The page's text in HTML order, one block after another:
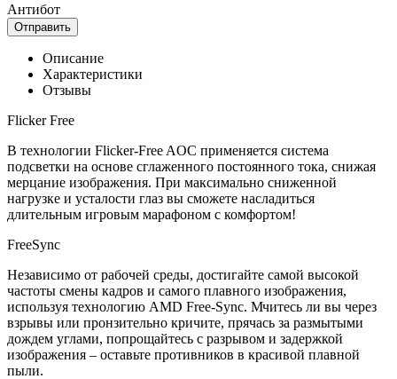
Антибот
Отправить
Описание
Характеристики
Отзывы
Flicker Free
В технологии Flicker-Free AOC применяется система
подсветки на основе сглаженного постоянного тока, снижая
мерцание изображения. При максимально сниженной
нагрузке и усталости глаз вы сможете насладиться
длительным игровым марафоном с комфортом!
FreeSync
Независимо от рабочей среды, достигайте самой высокой
частоты смены кадров и самого плавного изображения,
используя технологию AMD Free-Sync. Мчитесь ли вы через
взрывы или пронзительно кричите, прячась за размытыми
дождем углами, попрощайтесь с разрывом и задержкой
изображения – оставьте противников в красивой плавной
пыли.